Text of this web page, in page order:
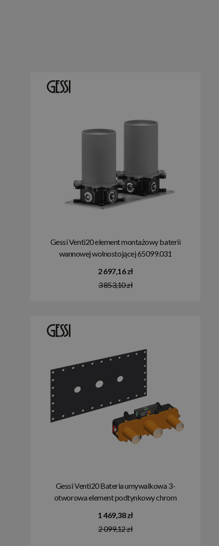
Gessi Venti20 element montażowy baterii
wannowej wolnostojącej 65099.031
2 697,16 zł
3 853,10 zł
Gessi Venti20 Bateria umywalkowa 3-
otworowa element podtynkowy chrom
1 469,38 zł
2 099,12 zł